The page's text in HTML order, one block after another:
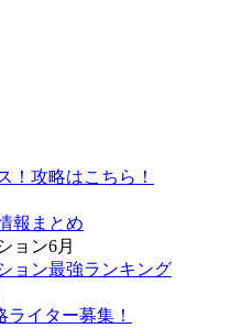
！攻略はこちら！
報まとめ
ョン6月
ョン最強ランキング
イター募集！